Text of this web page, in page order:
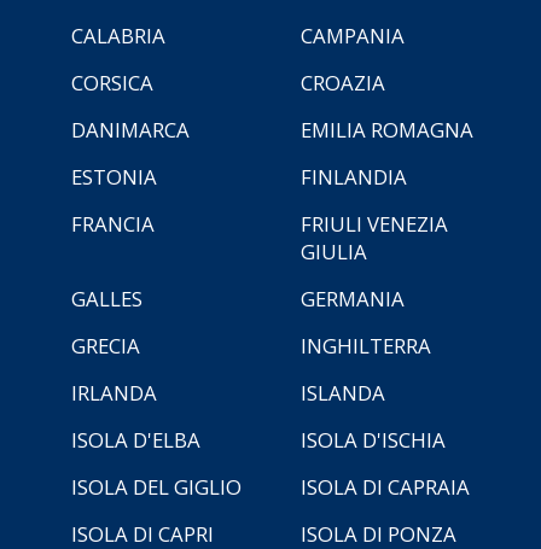
CALABRIA
CAMPANIA
CORSICA
CROAZIA
DANIMARCA
EMILIA ROMAGNA
ESTONIA
FINLANDIA
FRANCIA
FRIULI VENEZIA
GIULIA
GALLES
GERMANIA
GRECIA
INGHILTERRA
IRLANDA
ISLANDA
ISOLA D'ELBA
ISOLA D'ISCHIA
ISOLA DEL GIGLIO
ISOLA DI CAPRAIA
ISOLA DI CAPRI
ISOLA DI PONZA